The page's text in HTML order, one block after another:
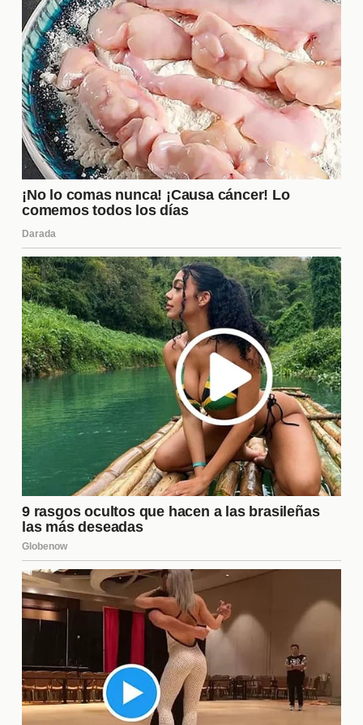
incluyen formar alianzas, manipular la percepción
de los demás y crear distracciones para desviar la
atención de sus propias acciones. Estas tácticas
son cruciales para sobrevivir en un entorno tan
competitivo, y cada participante debe ser astuto
para adaptarse a las cambiantes dinámicas dentro
de la casa.